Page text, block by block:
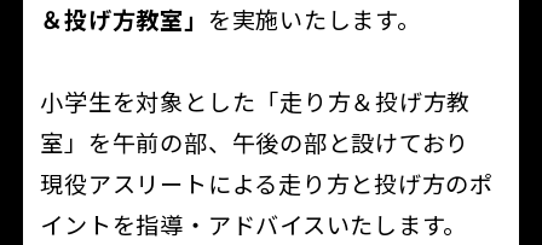
＆投げ方教室」 を実施いたします。
小学生を対象とした「走り方＆投げ方教
室」を午前の部、午後の部と設けており
現役アスリートによる走り方と投げ方のポ
イントを指導・アドバイスいたします。